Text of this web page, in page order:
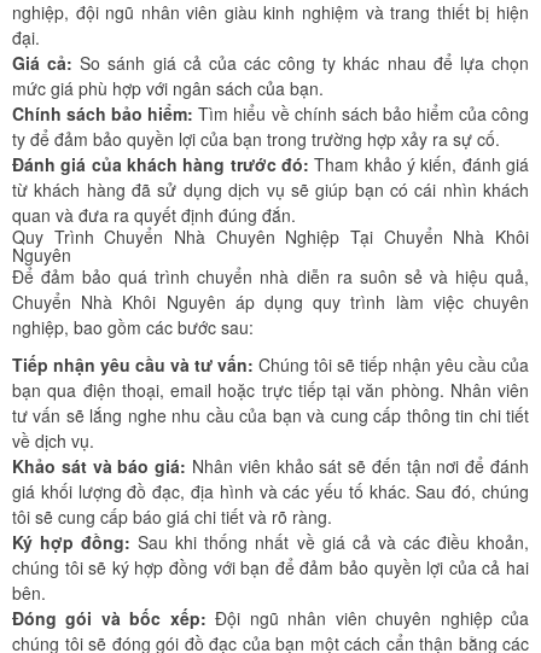
nghiệp, đội ngũ nhân viên giàu kinh nghiệm và trang thiết bị hiện
đại.
Giá cả: So sánh giá cả của các công ty khác nhau để lựa chọn
mức giá phù hợp với ngân sách của bạn.
Chính sách bảo hiểm: Tìm hiểu về chính sách bảo hiểm của công
ty để đảm bảo quyền lợi của bạn trong trường hợp xảy ra sự cố.
Đánh giá của khách hàng trước đó: Tham khảo ý kiến, đánh giá
từ khách hàng đã sử dụng dịch vụ sẽ giúp bạn có cái nhìn khách
quan và đưa ra quyết định đúng đắn.
Quy Trình Chuyển Nhà Chuyên Nghiệp Tại Chuyển Nhà Khôi
Nguyên
Để đảm bảo quá trình chuyển nhà diễn ra suôn sẻ và hiệu quả,
Chuyển Nhà Khôi Nguyên áp dụng quy trình làm việc chuyên
nghiệp, bao gồm các bước sau:
Tiếp nhận yêu cầu và tư vấn: Chúng tôi sẽ tiếp nhận yêu cầu của
bạn qua điện thoại, email hoặc trực tiếp tại văn phòng. Nhân viên
tư vấn sẽ lắng nghe nhu cầu của bạn và cung cấp thông tin chi tiết
về dịch vụ.
Khảo sát và báo giá: Nhân viên khảo sát sẽ đến tận nơi để đánh
giá khối lượng đồ đạc, địa hình và các yếu tố khác. Sau đó, chúng
tôi sẽ cung cấp báo giá chi tiết và rõ ràng.
Ký hợp đồng: Sau khi thống nhất về giá cả và các điều khoản,
chúng tôi sẽ ký hợp đồng với bạn để đảm bảo quyền lợi của cả hai
bên.
Đóng gói và bốc xếp: Đội ngũ nhân viên chuyên nghiệp của
chúng tôi sẽ đóng gói đồ đạc của bạn một cách cẩn thận bằng các